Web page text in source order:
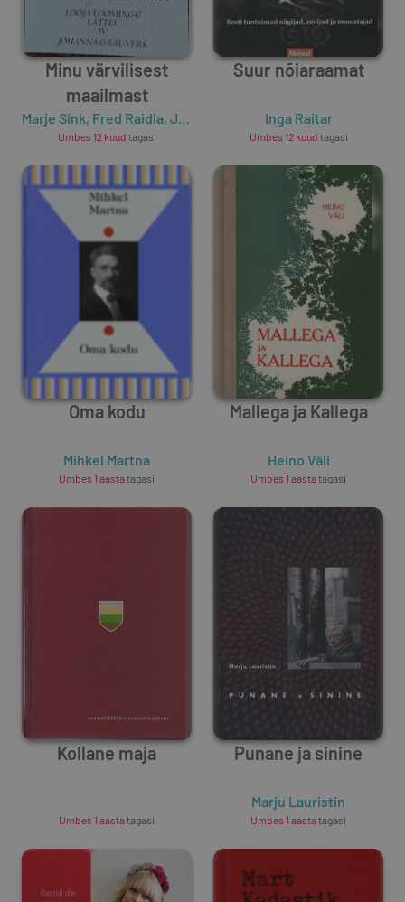
Minu värvilisest
maailmast
Marje Sink, Fred Raidla, Johanna Grauverk
Umbes 12 kuud tagasi
Suur nõiaraamat
Inga Raitar
Umbes 12 kuud tagasi
Oma kodu
Mihkel Martna
Umbes 1 aastatagasi
Mallega ja Kallega
Heino Väli
Umbes 1 aastatagasi
Kollane maja
Umbes 1 aastatagasi
Punane ja sinine
Marju Lauristin
Umbes 1 aastatagasi